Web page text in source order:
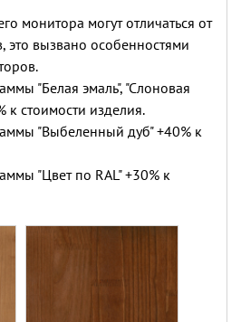
монитора могут отличаться от
это вызвано особенностями
"Белая эмаль", "Слоновая
к стоимости изделия.
"Выбеленный дуб" +40% к
"Цвет по RAL" +30% к